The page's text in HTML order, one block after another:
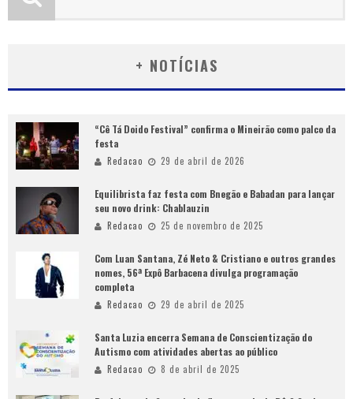
+ NOTÍCIAS
“Cê Tá Doido Festival” confirma o Mineirão como palco da
festa
Redacao 29 de abril de 2026
Equilibrista faz festa com Bnegão e Babadan para lançar
seu novo drink: Chablauzin
Redacao 25 de novembro de 2025
Com Luan Santana, Zé Neto & Cristiano e outros grandes
nomes, 56ª Expô Barbacena divulga programação
completa
Redacao 29 de abril de 2025
Santa Luzia encerra Semana de Conscientização do
Autismo com atividades abertas ao público
Redacao 8 de abril de 2025